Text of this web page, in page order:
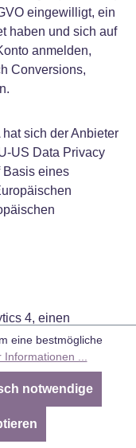
eingewilligt, ein
haben und sich auf
anmelden,
Conversions,
sich der Anbieter
US Data Privacy
Basis eines
4, einen
Limited, Gordon
Irland
unserer
der Website durch
eine bestmögliche
Informationen ...
notwendige